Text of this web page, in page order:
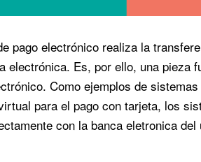
pago electrónico realiza la
electrónica. Es, por ello, una pieza
Como ejemplos de
para el pago con tarjeta, los
con la banca eletronica del